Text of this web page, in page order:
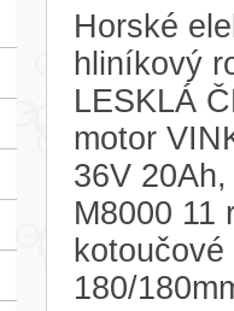
Horské
hliníkový
LESKLÁ
motor
36V
M8000 11
180/